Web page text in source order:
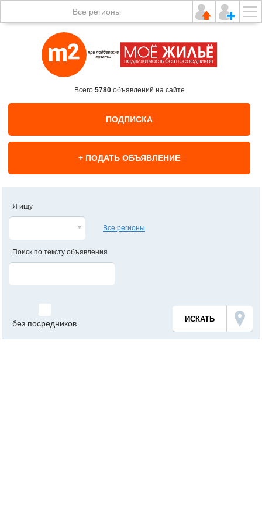
Все регионы
Всего 5780объявлений на сайте
ПОДПИСКА
+ ПОДАТЬ ОБЪЯВЛЕНИЕ
Я ищу
Все регионы
Поиск по тексту объявления
без посредников